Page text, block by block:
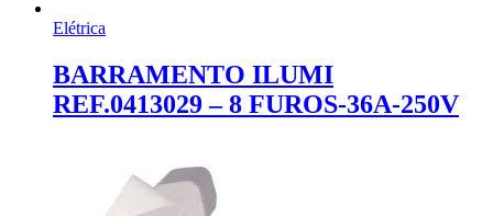
Elétrica
BARRAMENTO ILUMI
REF.0413029 – 8 FUROS-36A-250V